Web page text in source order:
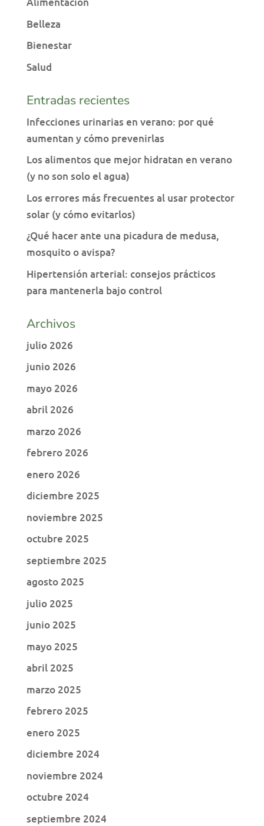
Belleza
Bienestar
Salud
Entradas recientes
Infecciones urinarias en verano: por qué
aumentan y cómo prevenirlas
Los alimentos que mejor hidratan en verano
(y no son solo el agua)
Los errores más frecuentes al usar protector
solar (y cómo evitarlos)
¿Qué hacer ante una picadura de medusa,
mosquito o avispa?
Hipertensión arterial: consejos prácticos
para mantenerla bajo control
Archivos
julio 2026
junio 2026
mayo 2026
abril 2026
marzo 2026
febrero 2026
enero 2026
diciembre 2025
noviembre 2025
octubre 2025
septiembre 2025
agosto 2025
julio 2025
junio 2025
mayo 2025
abril 2025
marzo 2025
febrero 2025
enero 2025
diciembre 2024
noviembre 2024
octubre 2024
septiembre 2024